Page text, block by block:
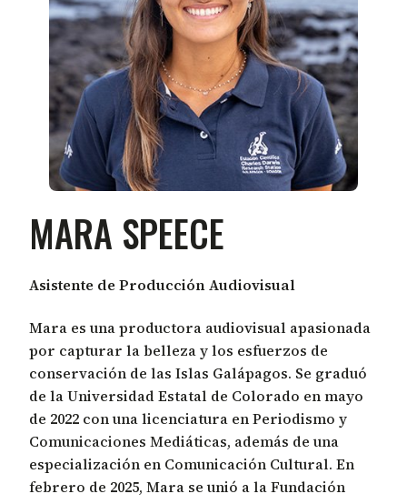
MARA SPEECE
Asistente de Producción Audiovisual
Mara es una productora audiovisual apasionada
por capturar la belleza y los esfuerzos de
conservación de las Islas Galápagos. Se graduó
de la Universidad Estatal de Colorado en mayo
de 2022 con una licenciatura en Periodismo y
Comunicaciones Mediáticas, además de una
especialización en Comunicación Cultural. En
febrero de 2025, Mara se unió a la Fundación